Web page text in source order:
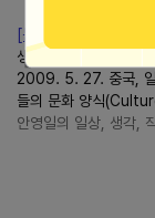
[문화] 시장 진입을 과
생각과 행동 [문화] 시
2009. 5. 27. 중국, 일
들의 문화 양식
안영일의 일상, 생각,